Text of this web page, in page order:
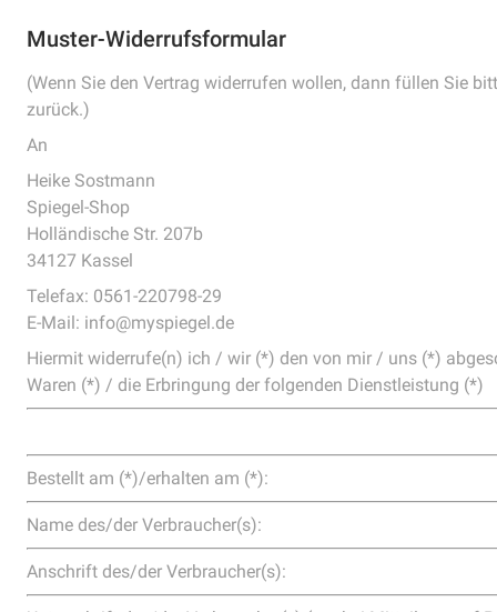
Muster-Widerrufsformular
(Wenn Sie den Vertrag widerrufen wollen, dann füllen Sie
zurück.)
An
Heike Sostmann
Spiegel-Shop
Holländische Str. 207b
34127 Kassel
Telefax: 0561-220798-29
E-Mail: info@myspiegel.de
Hiermit widerrufe(n) ich / wir (*) den von mir / uns (*)
Waren (*) / die Erbringung der folgenden Dienstleistung (*)
Bestellt am (*)/erhalten am (*):
Name des/der Verbraucher(s):
Anschrift des/der Verbraucher(s):